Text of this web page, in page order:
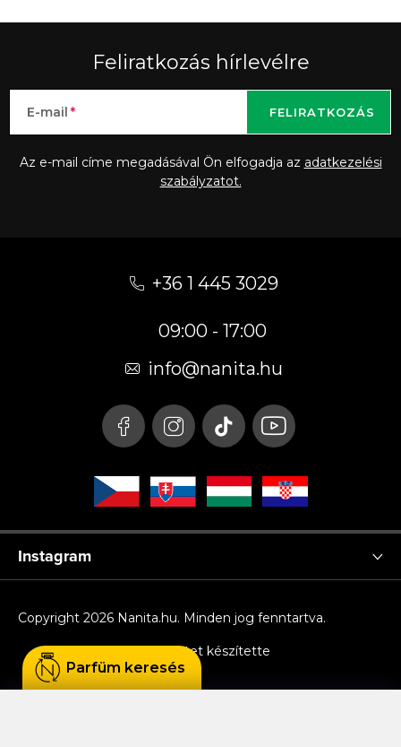
Feliratkozás hírlevélre
E-mail
Az e-mail címe megadásával Ön elfogadja az adatkezelési
szabályzatot.
FELIRATKOZÁS
+36 1 445 3029
09:00 - 17:00
info@nanita.hu
Instagram
Shoptet készítette
Copyright 2026 Nanita.hu. Minden jog fenntartva.
Parfüm keresés